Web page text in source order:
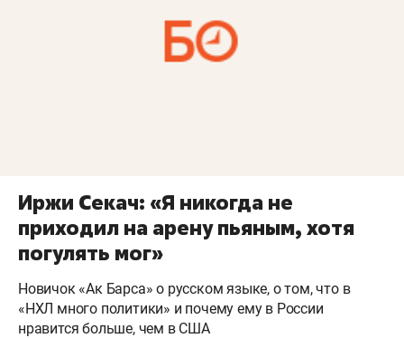
Иржи Секач: «Я никогда не
приходил на арену пьяным, хотя
погулять мог»
Новичок «Ак Барса» о русском языке, о том, что в
«НХЛ много политики» и почему ему в России
нравится больше, чем в США